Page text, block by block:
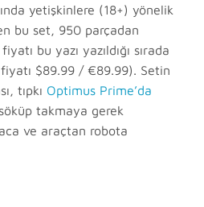
yetişkinlere (18+) yönelik
bu set, 950 parçadan
bu yazı yazıldığı sırada
fiyatı $89.99 / €89.99). Setin
tıpkı Optimus Prime’da
takmaya gerek
ve araçtan robota